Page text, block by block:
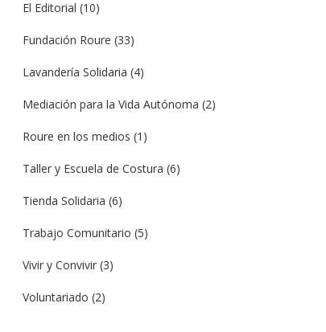
El Editorial (10)
Fundación Roure (33)
Lavandería Solidaria (4)
Mediación para la Vida Autónoma (2)
Roure en los medios (1)
Taller y Escuela de Costura (6)
Tienda Solidaria (6)
Trabajo Comunitario (5)
Vivir y Convivir (3)
Voluntariado (2)